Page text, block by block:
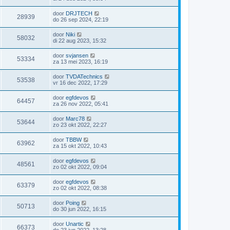
28939 door DRJTECH
do 26 sep 2024, 22:19
58032 door Niki
di 22 aug 2023, 15:32
53334 door svjansen
za 13 mei 2023, 16:19
53538 door TVDATechnics
vr 16 dec 2022, 17:29
64457 door egfdevos
za 26 nov 2022, 05:41
53644 door Marc78
zo 23 okt 2022, 22:27
63962 door TBBW
za 15 okt 2022, 10:43
48561 door egfdevos
zo 02 okt 2022, 09:04
63379 door egfdevos
zo 02 okt 2022, 08:38
50713 door Poing
do 30 jun 2022, 16:15
66373 door Unartic